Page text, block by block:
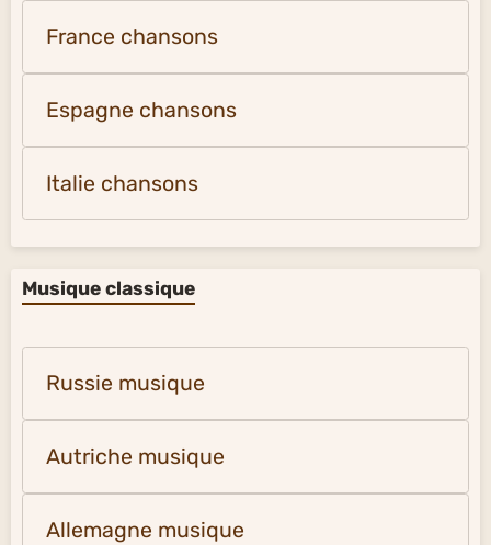
France chansons
Espagne chansons
Italie chansons
Musique classique
Russie musique
Autriche musique
Allemagne musique